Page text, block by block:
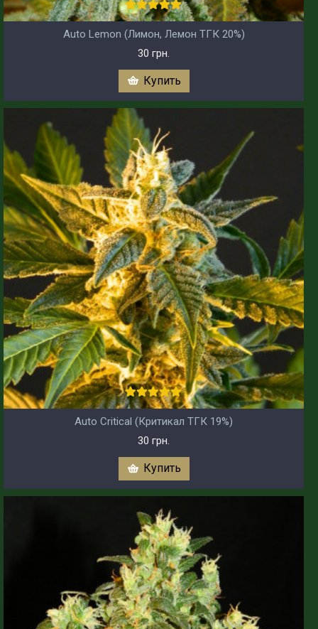
Auto Lemon (Лимон, Лемон ТГК 20%)
30 грн.
Купить
Auto Critical (Критикал ТГК 19%)
30 грн.
Купить